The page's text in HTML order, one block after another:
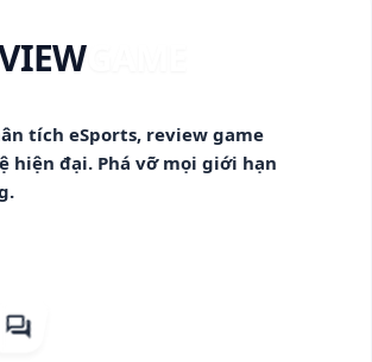
GAME
tích eSports, review game
hiện đại. Phá vỡ mọi giới hạn
forum